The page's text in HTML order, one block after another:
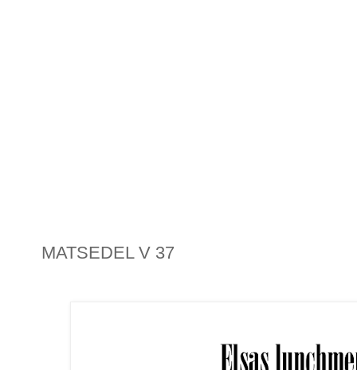
MATSEDEL V 37